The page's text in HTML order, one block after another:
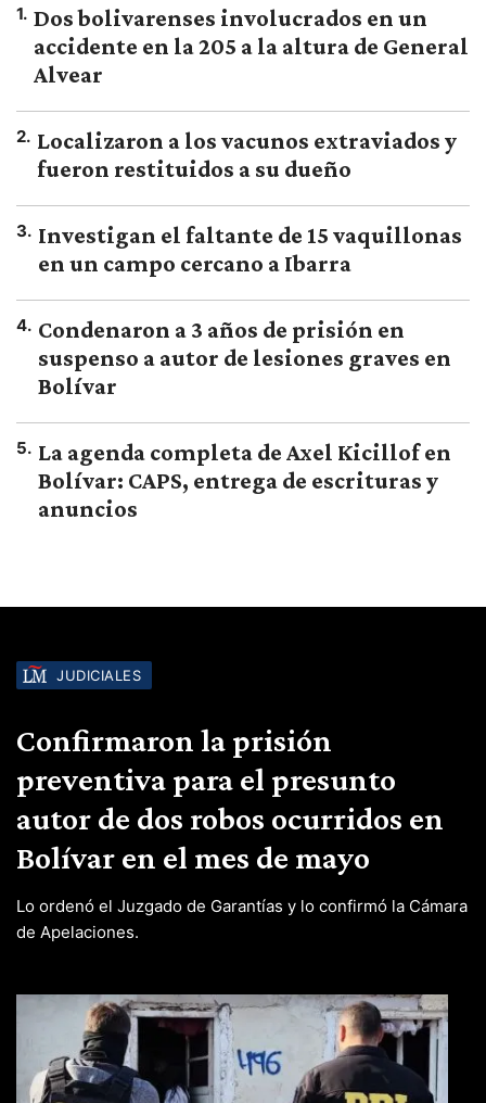
1. Dos bolivarenses involucrados en un
accidente en la 205 a la altura de General
Alvear
2. Localizaron a los vacunos extraviados y
fueron restituidos a su dueño
3. Investigan el faltante de 15 vaquillonas
en un campo cercano a Ibarra
4. Condenaron a 3 años de prisión en
suspenso a autor de lesiones graves en
Bolívar
5. La agenda completa de Axel Kicillof en
Bolívar: CAPS, entrega de escrituras y
anuncios
JUDICIALES
Confirmaron la prisión
preventiva para el presunto
autor de dos robos ocurridos en
Bolívar en el mes de mayo
Lo ordenó el Juzgado de Garantías y lo confirmó la Cámara
de Apelaciones.